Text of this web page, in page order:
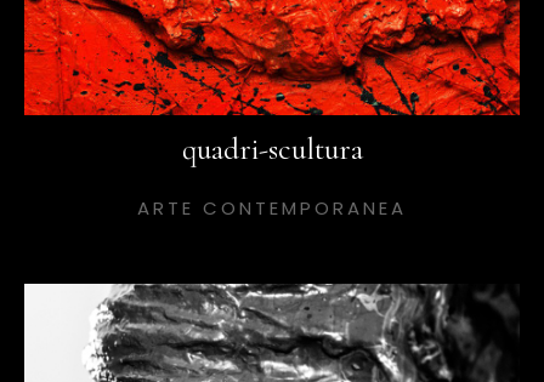
quadri-scultura
ARTE CONTEMPORANEA